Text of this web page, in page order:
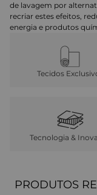
de lavagem por
recriar estes efeitos,
energia e produtos
Tecidos
Tecnologia &
PRODUTOS